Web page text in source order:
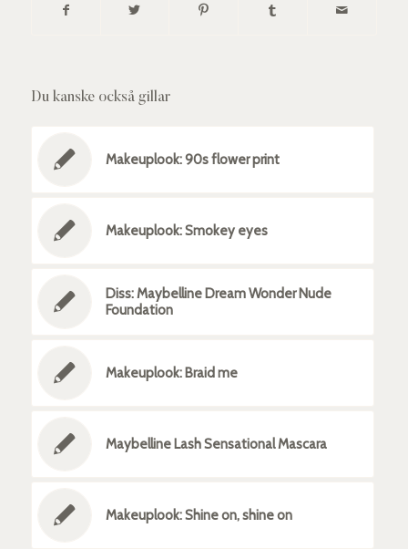
Du kanske också gillar
Makeuplook: 90s flower print
Makeuplook: Smokey eyes
Diss: Maybelline Dream Wonder Nude
Foundation
Makeuplook: Braid me
Maybelline Lash Sensational Mascara
Makeuplook: Shine on, shine on